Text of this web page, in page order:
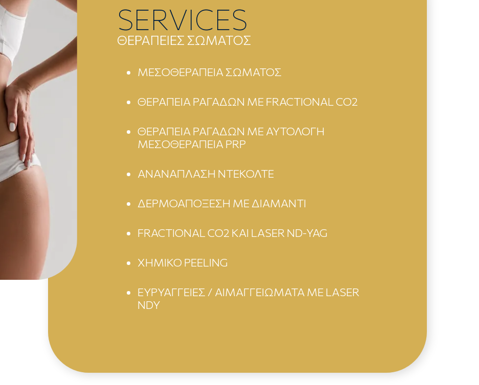
SERVICES
ΘΕΡΑΠΕΙΕΣ ΣΩΜΑΤΟΣ
ΜΕΣΟΘΕΡΑΠΕΙΑ ΣΩΜΑΤΟΣ
ΘΕΡΑΠΕΙΑ ΡΑΓΑΔΩΝ ΜΕ FRACTIONAL CO2
ΘΕΡΑΠΕΙΑ ΡΑΓΑΔΩΝ ΜΕ ΑΥΤΟΛΟΓΗ
ΜΕΣΟΘΕΡΑΠΕΙΑ PRP
ANΑΝΑΠΛΑΣΗ ΝΤΕΚΟΛΤΕ
ΔΕΡΜΟΑΠΟΞΕΣΗ ΜΕ ΔΙΑΜΑΝΤΙ
FRACTIONAL CO2 ΚΑΙ LASER ND-YAG
XHMIKO PEELING
ΕΥΡΥΑΓΓΕΙΕΣ / ΑΙΜΑΓΓΕΙΩΜΑΤΑ ΜΕ LASER
NDY